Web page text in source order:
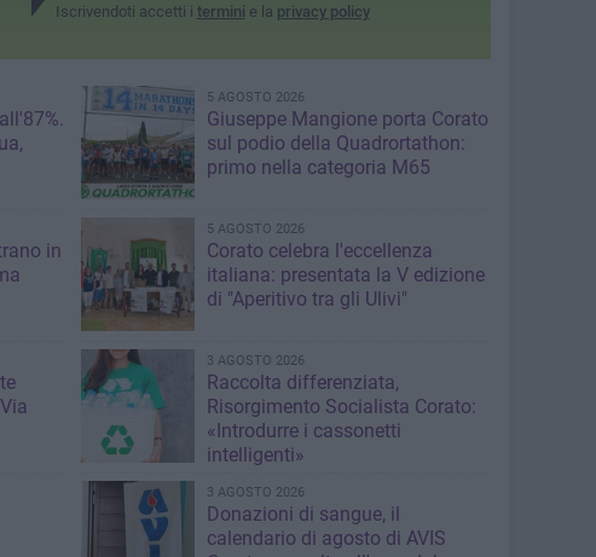
Iscrivendoti accetti i termini e la privacy policy
5 AGOSTO 2026
Giuseppe Mangione porta Corato
sul podio della Quadrortathon:
primo nella categoria M65
in
5 AGOSTO 2026
Corato celebra l'eccellenza
italiana: presentata la V edizione
di "Aperitivo tra gli Ulivi"
3 AGOSTO 2026
Raccolta differenziata,
Risorgimento Socialista Corato:
«Introdurre i cassonetti
intelligenti»
3 AGOSTO 2026
Donazioni di sangue, il
calendario di agosto di AVIS